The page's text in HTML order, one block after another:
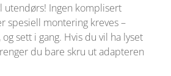
utendørs! Ingen komplisert
spesiell montering kreves –
sett i gang. Hvis du vil ha lyset
du bare skru ut adapteren